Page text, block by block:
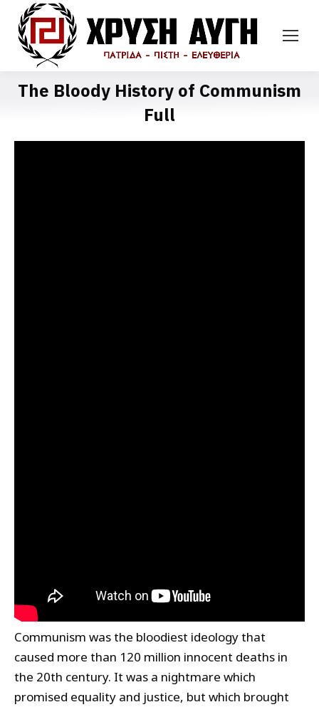
The Bloody History of Communism
Full
Communism was the bloodiest ideology that
caused more than 120 million innocent deaths in
the 20th century. It was a nightmare which
promised equality and justice, but which brought